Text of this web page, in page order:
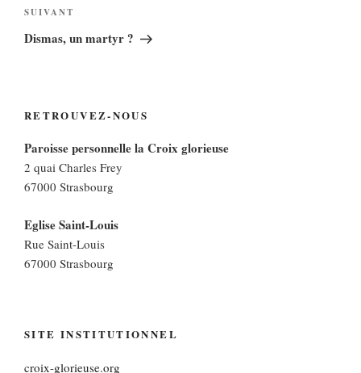
Article
suivant
SUIVANT
Dismas, un martyr ?
RETROUVEZ-NOUS
Paroisse personnelle la Croix glorieuse
2 quai Charles Frey
67000 Strasbourg
Eglise Saint-Louis
Rue Saint-Louis
67000 Strasbourg
SITE INSTITUTIONNEL
croix-glorieuse.org